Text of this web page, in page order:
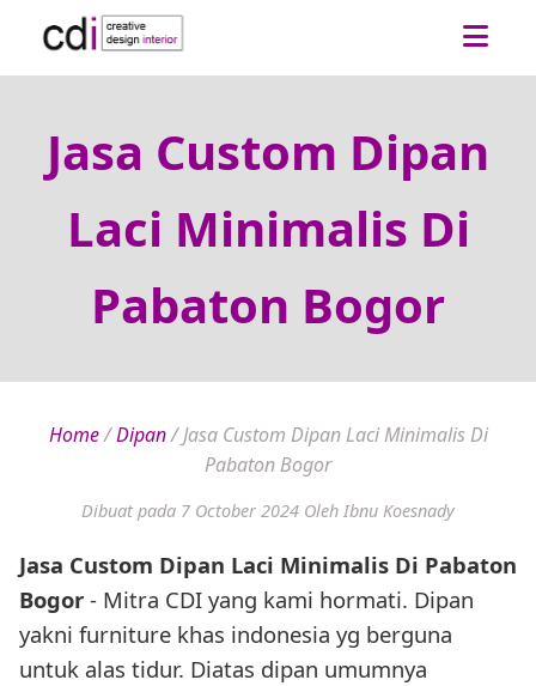
Jasa Custom Dipan
Laci Minimalis Di
Pabaton Bogor
Home/Dipan/Jasa Custom Dipan Laci Minimalis Di
Pabaton Bogor
Dibuat pada 7 October 2024 Oleh Ibnu Koesnady
Jasa Custom Dipan Laci Minimalis Di Pabaton
Bogor - Mitra CDI yang kami hormati. Dipan
yakni furniture khas indonesia yg berguna
untuk alas tidur. Diatas dipan umumnya